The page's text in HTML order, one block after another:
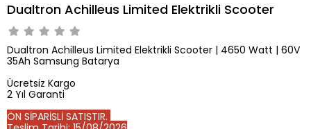
Dualtron Achilleus Limited Elektrikli Scooter
Dualtron Achilleus Limited Elektrikli Scooter | 4650 Watt | 60V
35Ah Samsung Batarya
Ücretsiz Kargo
2 Yıl Garanti
ÖN SİPARİŞLİ SATIŞTIR.